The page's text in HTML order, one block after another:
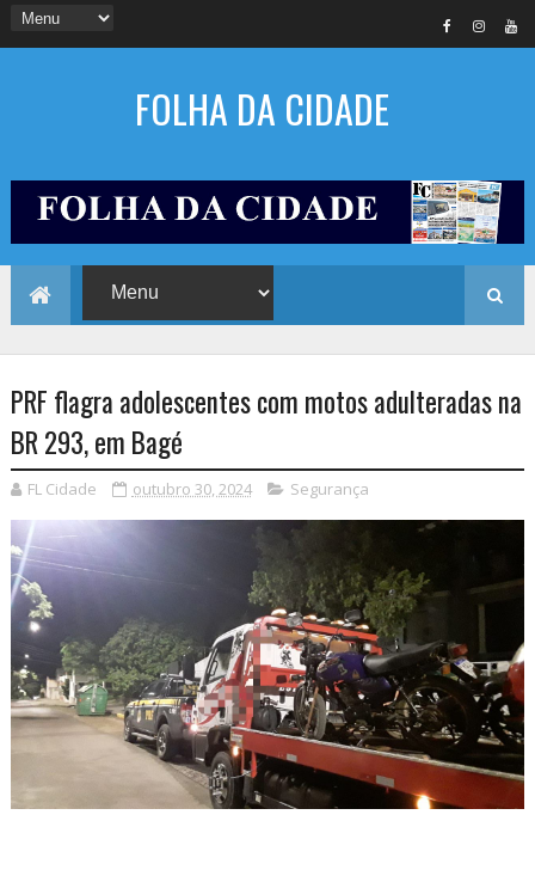
FOLHA DA CIDADE
PRF flagra adolescentes com motos adulteradas na
BR 293, em Bagé
FL Cidade outubro 30, 2024 Segurança